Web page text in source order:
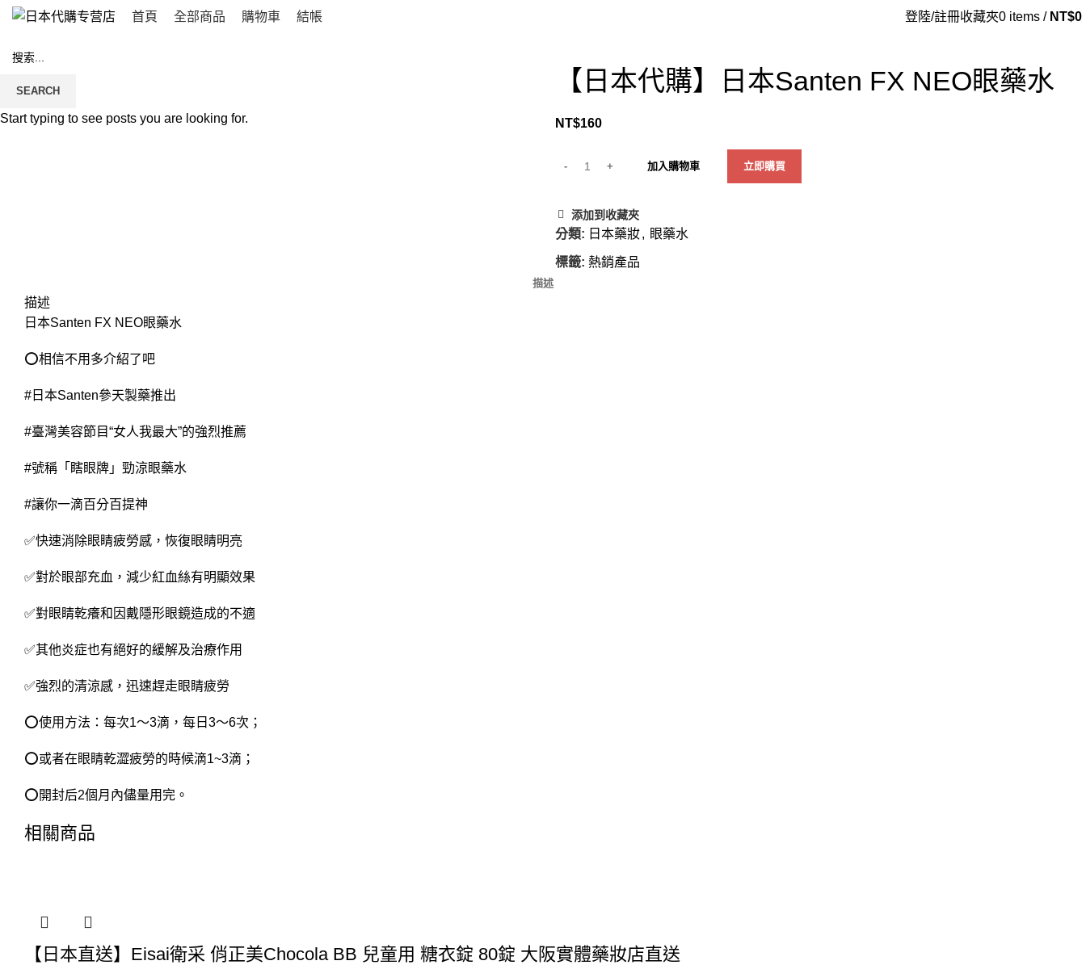
首頁 全部商品 購物車 結帳 登陸/註冊收藏夾0 items / NT$0
Click to enlarge
【日本代購】日本Santen FX NEO眼藥水
NT$160
加入購物車 立即購買
添加到收藏夾
分類: 日本藥妝, 眼藥水
標籤: 熱銷產品
描述
描述
日本Santen FX NEO眼藥水
⭕相信不用多介紹了吧
#日本Santen參天製藥推出
#臺灣美容節目“女人我最大”的強烈推薦
#號稱「瞎眼牌」勁涼眼藥水
#讓你一滴百分百提神
✅快速消除眼睛疲勞感，恢復眼睛明亮
✅對於眼部充血，減少紅血絲有明顯效果
✅對眼睛乾癢和因戴隱形眼鏡造成的不適
✅其他炎症也有絕好的緩解及治療作用
✅強烈的清涼感，迅速趕走眼睛疲勞
⭕使用方法：每次1～3滴，每日3～6次；
⭕或者在眼睛乾澀疲勞的時候滴1~3滴；
⭕開封后2個月內儘量用完。
相關商品
【日本直送】Eisai衛采 俏正美Chocola BB 兒童用 糖衣錠 80錠 大阪實體藥妝店直送
SEARCH
Start typing to see posts you are looking for.